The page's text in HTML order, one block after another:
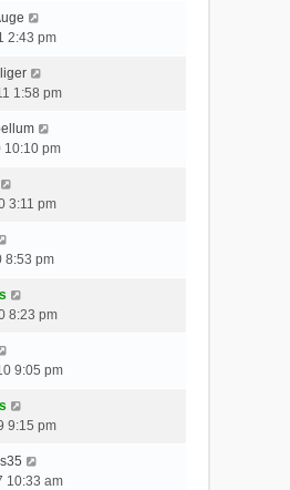
2:43 pm
1:58 pm
10:10 pm
3:11 pm
8:53 pm
8:23 pm
9:05 pm
9:15 pm
10:33 am